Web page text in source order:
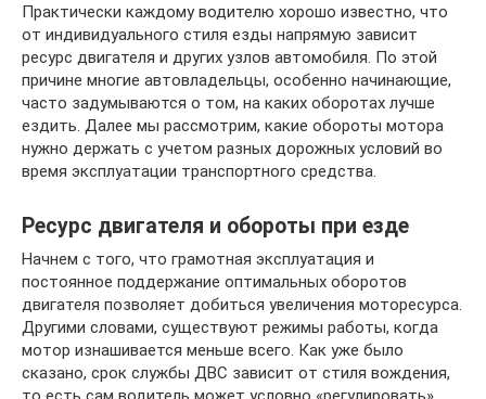
Практически каждому водителю хорошо известно, что
от индивидуального стиля езды напрямую зависит
ресурс двигателя и других узлов автомобиля. По этой
причине многие автовладельцы, особенно начинающие,
часто задумываются о том, на каких оборотах лучше
ездить. Далее мы рассмотрим, какие обороты мотора
нужно держать с учетом разных дорожных условий во
время эксплуатации транспортного средства.
Ресурс двигателя и обороты при езде
Начнем с того, что грамотная эксплуатация и
постоянное поддержание оптимальных оборотов
двигателя позволяет добиться увеличения моторесурса.
Другими словами, существуют режимы работы, когда
мотор изнашивается меньше всего. Как уже было
сказано, срок службы ДВС зависит от стиля вождения,